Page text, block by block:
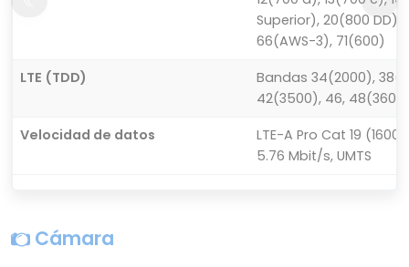
Superior), 20(800 DD),
66(AWS-3), 71(600)
LTE (TDD)
Bandas 34(2000),
42(3500), 46,
Velocidad de datos
LTE-A Pro Cat 19
5.76 Mbit/s, UMTS
Cámara